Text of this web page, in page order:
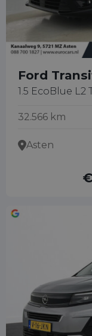
Ford
1.5 EcoBlue L2
32.566 km
Asten